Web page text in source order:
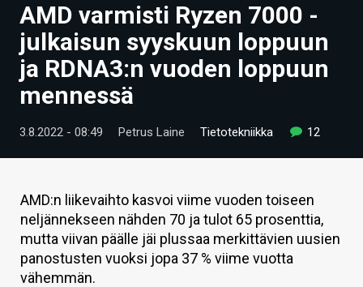
UUTISET
ARTIKKELIT
VIDEOT
TECHBBS
HINTA.FI
KAUPPA
VAIHDA TEEMA
AMD varmisti Ryzen 7000 -
julkaisun syyskuun loppuun
ja RDNA3:n vuoden loppuun
mennessä
3.8.2022 - 08:49 Petrus Laine Tietotekniikka 12
AMD:n liikevaihto kasvoi viime vuoden toiseen
neljännekseen nähden 70 ja tulot 65 prosenttia,
mutta viivan päälle jäi plussaa merkittävien uusien
panostusten vuoksi jopa 37 % viime vuotta
vähemmän.